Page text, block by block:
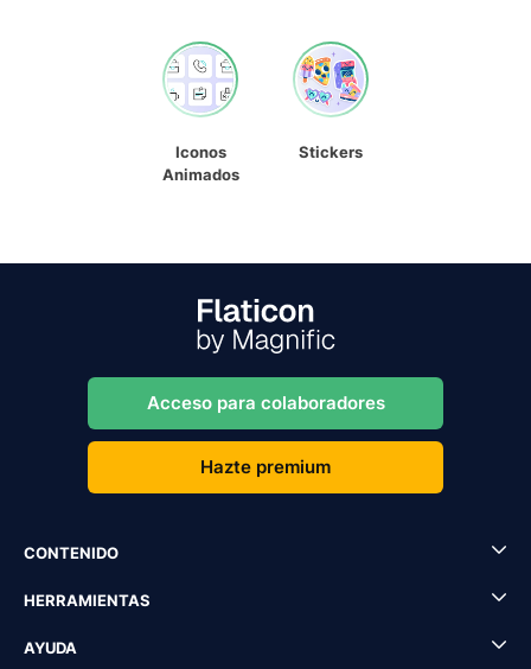
Iconos
Animados
Stickers
Acceso para colaboradores
Hazte premium
CONTENIDO
HERRAMIENTAS
AYUDA